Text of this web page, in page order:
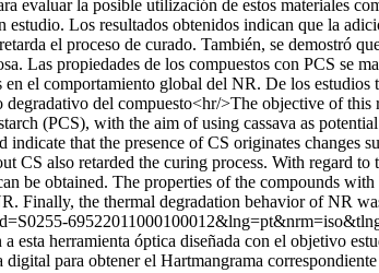
la posible utilización de estos materiales
Los resultados obtenidos indican que la
el proceso de curado. También, se demostró
Las propiedades de los compuestos con PCS se
el comportamiento global del NR. De los
del compuesto<hr/>The objective of
(PCS), with the aim of using cassava as
that the presence of CS originates changes
also retarded the curing process. With regard to
be obtained. The properties of the compounds
Finally, the thermal degradation behavior of NR
esta herramienta óptica diseñada con el objetivo
para obtener el Hartmangrama